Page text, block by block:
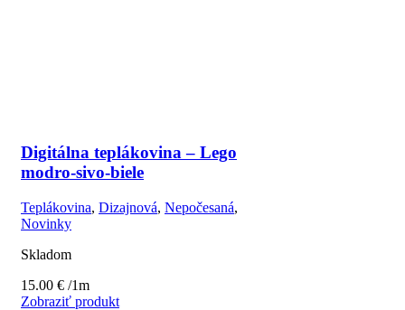
Digitálna teplákovina – Lego
modro-sivo-biele
Teplákovina, Dizajnová, Nepočesaná,
Novinky
Skladom
15.00 € /1m
Zobraziť produkt